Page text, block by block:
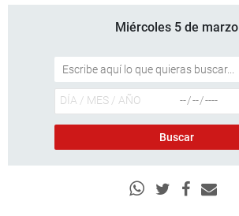
Miércoles 5 de marzo